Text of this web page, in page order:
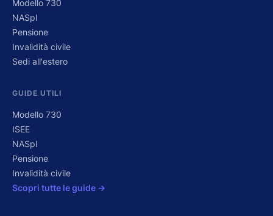
Modello 730
NASpI
Pensione
Invalidità civile
Sedi all'estero
GUIDE UTILI
Modello 730
ISEE
NASpI
Pensione
Invalidità civile
Scopri tutte le guide →